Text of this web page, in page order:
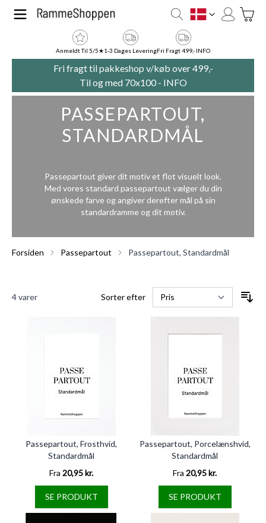
Skip to Content
DK
Anmeldt Til 5/5★1-3 Dages LeveringFri Fragt 499,- INFO
Fri fragt til pakkeshop v/køb over 499,-
Til og med 70x100 - INFO
PASSEPARTOUT,
STANDARDMÅL
Passepartout giver dit motiv et flot visuelt look.
Med vores standard passepartout vælger du din
ønskede farve og angiver derefter mål på sin
standardramme og dit motiv.
Forsiden Passepartout Passepartout, Standardmål
4varer Sorter efter
Passepartout, Frosthvid,
Standardmål
Fra 20,95 kr.
SE PRODUKT
Passepartout, Porcelænshvid,
Standardmål
Fra 20,95 kr.
SE PRODUKT